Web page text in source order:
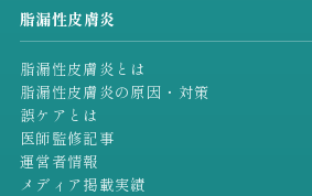
脂漏性皮膚炎
脂漏性皮膚炎とは
脂漏性皮膚炎の原因・対策
誤ケアとは
医師監修記事
運営者情報
メディア掲載実績